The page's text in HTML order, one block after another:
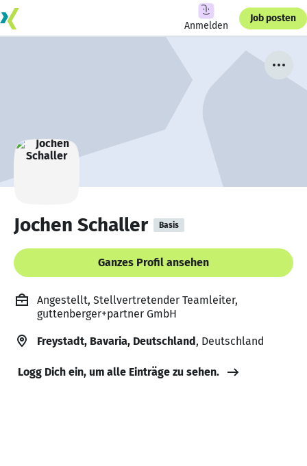
Anmelden
Job posten
Jochen Schaller Basis
Ganzes Profil ansehen
Angestellt, Stellvertretender Teamleiter,
guttenberger+partner GmbH
Freystadt, Bavaria, Deutschland, Deutschland
Logg Dich ein, um alle Einträge zu sehen.